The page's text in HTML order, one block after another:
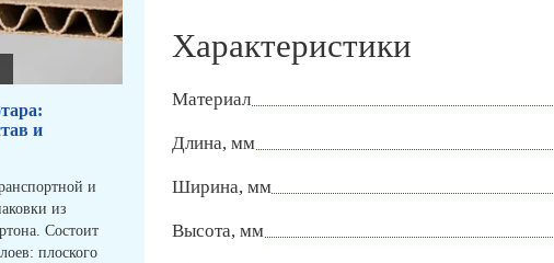
и
и
из
Состоит
плоского
Характеристики
Материал
Длина, мм
Ширина, мм
Высота, мм